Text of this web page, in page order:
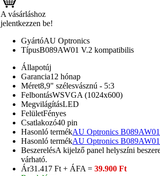
A vásárláshoz
jelentkezzen be!
GyártóAU Optronics
TípusB089AW01 V.2 kompatibilis
Állapotúj
Garancia12 hónap
Méret8,9" szélesvásznú - 5:3
FelbontásWSVGA (1024x600)
MegvilágításLED
FelületFényes
Csatlakozó40 pin
Hasonló termékAU Optronics
Hasonló termékAU Optronics
BeszerelésA kijelző panel helyszíni
várható.
Ár31.417 Ft + ÁFA = 39.900 Ft